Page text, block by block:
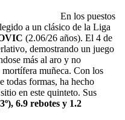
En los puestos
a un clásico de la Liga
(2.06/26 años). El 4 de
demostrando un juego
más al aro y no
mortífera muñeca. Con los
todas formas, ha hecho
en este quinteto. Sus
6.9 rebotes y 1.2